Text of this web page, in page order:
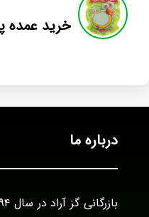
خرید عمده
درباره ما